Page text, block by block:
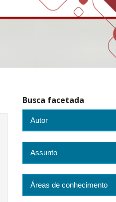
Busca facetada
Autor
Assunto
Áreas de conhecimento